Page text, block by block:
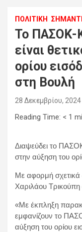
ΠΟΛΙΤΙΚΗ
Το ΠΑΣΟΚ-
είναι
ορίου
στη Βουλή
28 Δεκεμβρίου,
Reading Time: < 1
Διαψεύδει το
στην αύξηση του
Με αφορμή σχετικά
Χαριλάου
«Με έκπληξη
εμφανίζουν το
αύξηση του ορίου